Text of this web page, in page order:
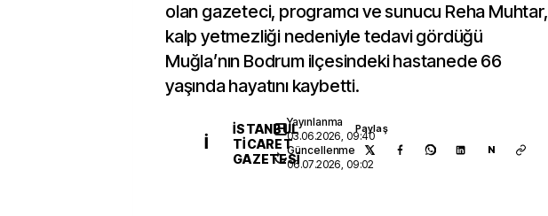
olan gazeteci, programcı ve sunucu Reha Muhtar,
kalp yetmezliği nedeniyle tedavi gördüğü
Muğla’nın Bodrum ilçesindeki hastanede 66
yaşında hayatını kaybetti.
İ
İSTANBUL
TICARET
GAZETESI
Yayınlanma
03.06.2026, 09:40
Güncellenme
06.07.2026, 09:02
Paylaş
N